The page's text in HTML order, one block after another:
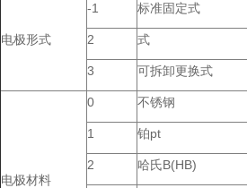
电极形式
-1 标准固定式
2 式
3 可拆卸更换式
电极材料
0 不锈钢
1 铂pt
2 哈氏B(HB)